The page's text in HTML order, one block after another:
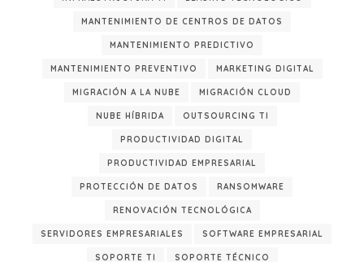
MANTENIMIENTO DE CENTROS DE DATOS
MANTENIMIENTO PREDICTIVO
MANTENIMIENTO PREVENTIVO MARKETING DIGITAL
MIGRACIÓN A LA NUBE MIGRACIÓN CLOUD
NUBE HÍBRIDA OUTSOURCING TI
PRODUCTIVIDAD DIGITAL
PRODUCTIVIDAD EMPRESARIAL
PROTECCIÓN DE DATOS RANSOMWARE
RENOVACIÓN TECNOLÓGICA
SERVIDORES EMPRESARIALES SOFTWARE EMPRESARIAL
SOPORTE TI SOPORTE TÉCNICO